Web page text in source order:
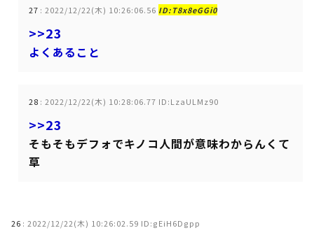
27 : 2022/12/22(木) 10:26:06.56 ID:T8x8eGGi0
>>23
よくあること
28 : 2022/12/22(木) 10:28:06.77 ID:LzaULMz90
>>23
そもそもデフォでキノコ人間が意味わからんくて
草
26 : 2022/12/22(木) 10:26:02.59 ID:gEiH6Dgpp